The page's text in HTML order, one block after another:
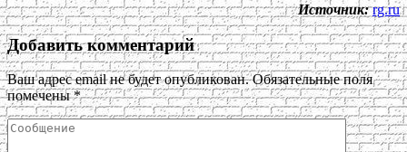
Источник: rg.ru
Добавить комментарий
Ваш адрес email не будет опубликован. Обязательные поля
помечены*